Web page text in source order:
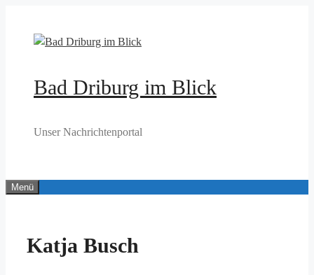
springen
Bad Driburg im Blick
Unser Nachrichtenportal
Menü
Katja Busch